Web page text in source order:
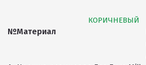
КОРИЧНЕВЫЙ
№Материал